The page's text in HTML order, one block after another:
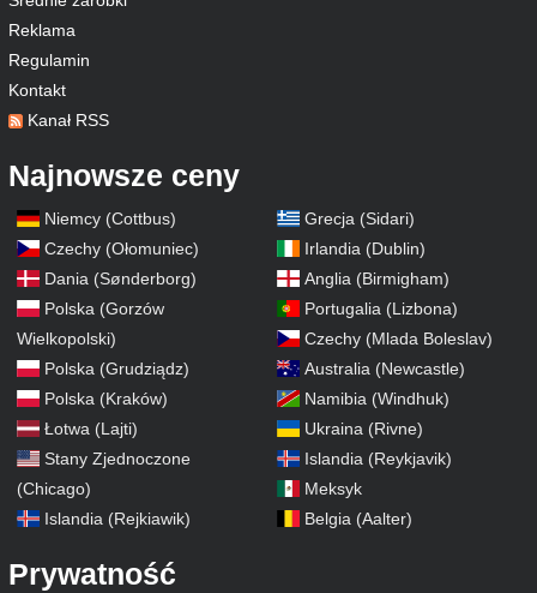
Reklama
Regulamin
Kontakt
Kanał RSS
Najnowsze ceny
Niemcy (Cottbus)
Czechy (Ołomuniec)
Dania (Sønderborg)
Polska (Gorzów
Wielkopolski)
Polska (Grudziądz)
Polska (Kraków)
Łotwa (Lajti)
Stany Zjednoczone
(Chicago)
Islandia (Rejkiawik)
Grecja (Sidari)
Irlandia (Dublin)
Anglia (Birmigham)
Portugalia (Lizbona)
Czechy (Mlada Boleslav)
Australia (Newcastle)
Namibia (Windhuk)
Ukraina (Rivne)
Islandia (Reykjavik)
Meksyk
Belgia (Aalter)
Prywatność